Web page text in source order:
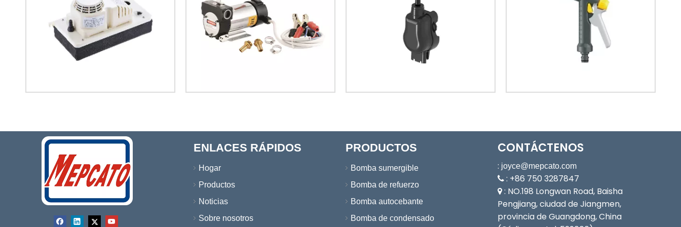
ENLACES RÁPIDOS
Hogar
Productos
Noticias
Sobre nosotros
PRODUCTOS
Bomba sumergible
Bomba de refuerzo
Bomba autocebante
Bomba de condensado
CONTÁCTENOS
: joyce@mepcato.com
: +86 750 3287847
: NO.198 Longwan Road, Baisha
Pengjiang, ciudad de Jiangmen,
provincia de Guangdong, China